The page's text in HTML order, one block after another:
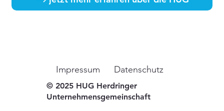
© 2025 HUG Herdringer
Unternehmensgemeinschaft
Impressum Datenschutz